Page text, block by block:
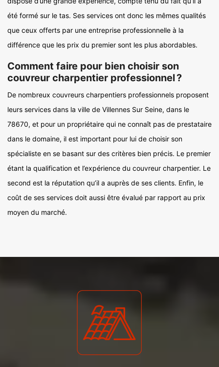
été formé sur le tas. Ses services ont donc les mêmes qualités
que ceux offerts par une entreprise professionnelle à la
différence que les prix du premier sont les plus abordables.
Comment faire pour bien choisir son
couvreur charpentier professionnel ?
De nombreux couvreurs charpentiers professionnels proposent
leurs services dans la ville de Villennes Sur Seine, dans le
78670, et pour un propriétaire qui ne connaît pas de prestataire
dans le domaine, il est important pour lui de choisir son
spécialiste en se basant sur des critères bien précis. Le premier
étant la qualification et l’expérience du couvreur charpentier. Le
second est la réputation qu’il a auprès de ses clients. Enfin, le
coût de ses services doit aussi être évalué par rapport au prix
moyen du marché.